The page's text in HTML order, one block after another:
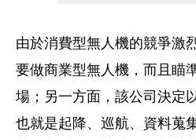
由於消費型無人機的競爭激
要做商業型無人機，而且瞄
場；另一方面，該公司決定
也就是起降、巡航、資料蒐